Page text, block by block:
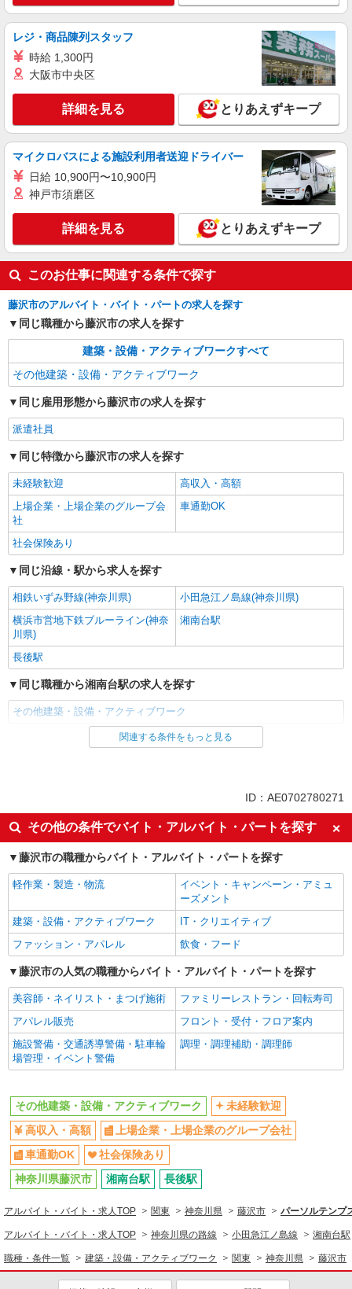
レジ・商品陳列スタッフ
時給 1,300円
大阪市中央区
詳細を見る とりあえずキープ
マイクロバスによる施設利用者送迎ドライバー
日給 10,900円〜10,900円
神戸市須磨区
詳細を見る とりあえずキープ
このお仕事に関連する条件で探す
藤沢市のアルバイト・バイト・パートの求人を探す
同じ職種から藤沢市の求人を探す
建築・設備・アクティブワークすべて
その他建築・設備・アクティブワーク
同じ雇用形態から藤沢市の求人を探す
派遣社員
同じ特徴から藤沢市の求人を探す
未経験歓迎
高収入・高額
上場企業・上場企業のグループ会
社
車通勤OK
社会保険あり
同じ沿線・駅から求人を探す
相鉄いずみ野線(神奈川県)
小田急江ノ島線(神奈川県)
横浜市営地下鉄ブルーライン(神奈
川県)
湘南台駅
長後駅
同じ職種から湘南台駅の求人を探す
その他建築・設備・アクティブワーク
同じ雇用形態から湘南台駅の求人を探す
未経験歓迎
高収入・高額
上場企業・上場企業のグループ会
社
車通勤OK
社会保険あり
建築・設備・アクティブワーク
未経験歓迎
上場企業・上場企業のグループ会
社
車通勤OK
社会保険あり
関連する条件をもっと見る
ID：AE0702780271
その他の条件でバイト・アルバイト・パートを探す
藤沢市の職種からバイト・アルバイト・パートを探す
軽作業・製造・物流
イベント・キャンペーン・アミュ
ーズメント
建築・設備・アクティブワーク
IT・クリエイティブ
ファッション・アパレル
飲食・フード
藤沢市の人気の職種からバイト・アルバイト・パートを探す
美容師・ネイリスト・まつげ施術
ファミリーレストラン・回転寿司
アパレル販売
フロント・受付・フロア案内
施設警備・交通誘導警備・駐車輪
場管理・イベント警備
調理・調理補助・調理師
その他建築・設備・アクティブワーク
未経験歓迎
高収入・高額
上場企業・上場企業のグループ会社
車通勤OK
社会保険あり
神奈川県藤沢市
湘南台駅 長後駅
アルバイト・バイト・求人TOP 関東 神奈川県 藤沢市 パーソルテンプ
アルバイト・バイト・求人TOP 神奈川県の路線 小田急江ノ島線 湘南台駅
職種・条件一覧 建築・設備・アクティブワーク 関東 神奈川県 藤沢市